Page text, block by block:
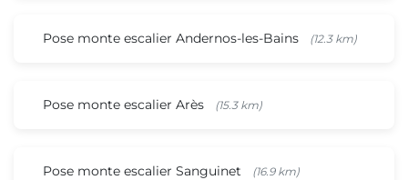
Pose monte escalier Andernos-les-Bains (12.3 km)
Pose monte escalier Arès (15.3 km)
Pose monte escalier Sanguinet (16.9 km)